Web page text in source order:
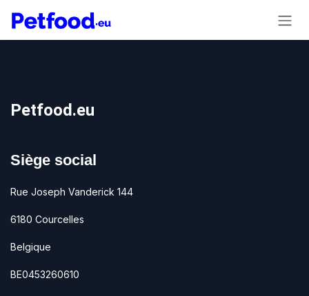
Petfood.eu
Siège social
Rue Joseph Vanderick 144
6180 Courcelles
Belgique
BE0453260610